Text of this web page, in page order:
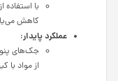
با استفاده
کاهش
عملکرد پایدار:
جک‌های
از مواد با